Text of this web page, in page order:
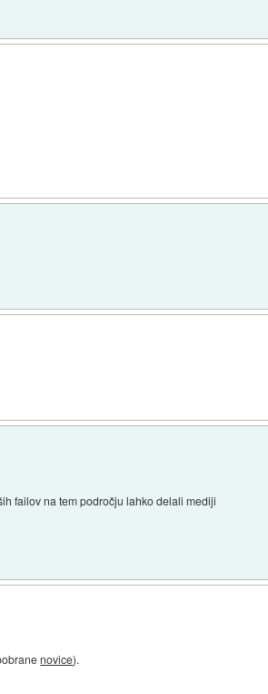
failov na tem področju lahko delali mediji
novice).